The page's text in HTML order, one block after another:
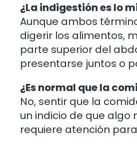
¿La indigestión es lo
Aunque ambos
digerir los alimentos,
parte superior del
presentarse juntos o
¿Es normal que la
No, sentir que la
un indicio de que
requiere atención